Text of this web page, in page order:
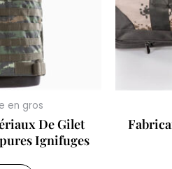
en gros
De Gilet
Ignifuges